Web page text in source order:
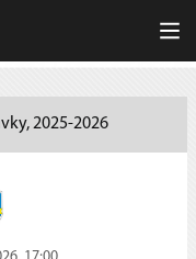
2025-2026